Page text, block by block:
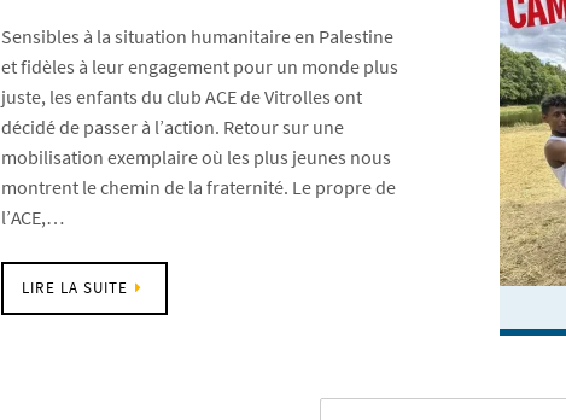
Sensibles à la situation humanitaire en Palestine
et fidèles à leur engagement pour un monde plus
juste, les enfants du club ACE de Vitrolles ont
décidé de passer à l’action. Retour sur une
mobilisation exemplaire où les plus jeunes nous
montrent le chemin de la fraternité. Le propre de
l’ACE,…
LIRE LA SUITE